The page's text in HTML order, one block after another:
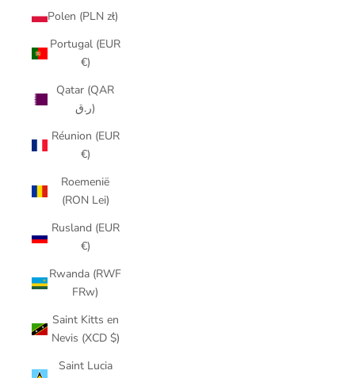
Polen (PLN zł)
Portugal (EUR
€)
Qatar (QAR
ر.ق)
Réunion (EUR
€)
Roemenië
(RON Lei)
Rusland (EUR
€)
Rwanda (RWF
FRw)
Saint Kitts en
Nevis (XCD $)
Saint Lucia